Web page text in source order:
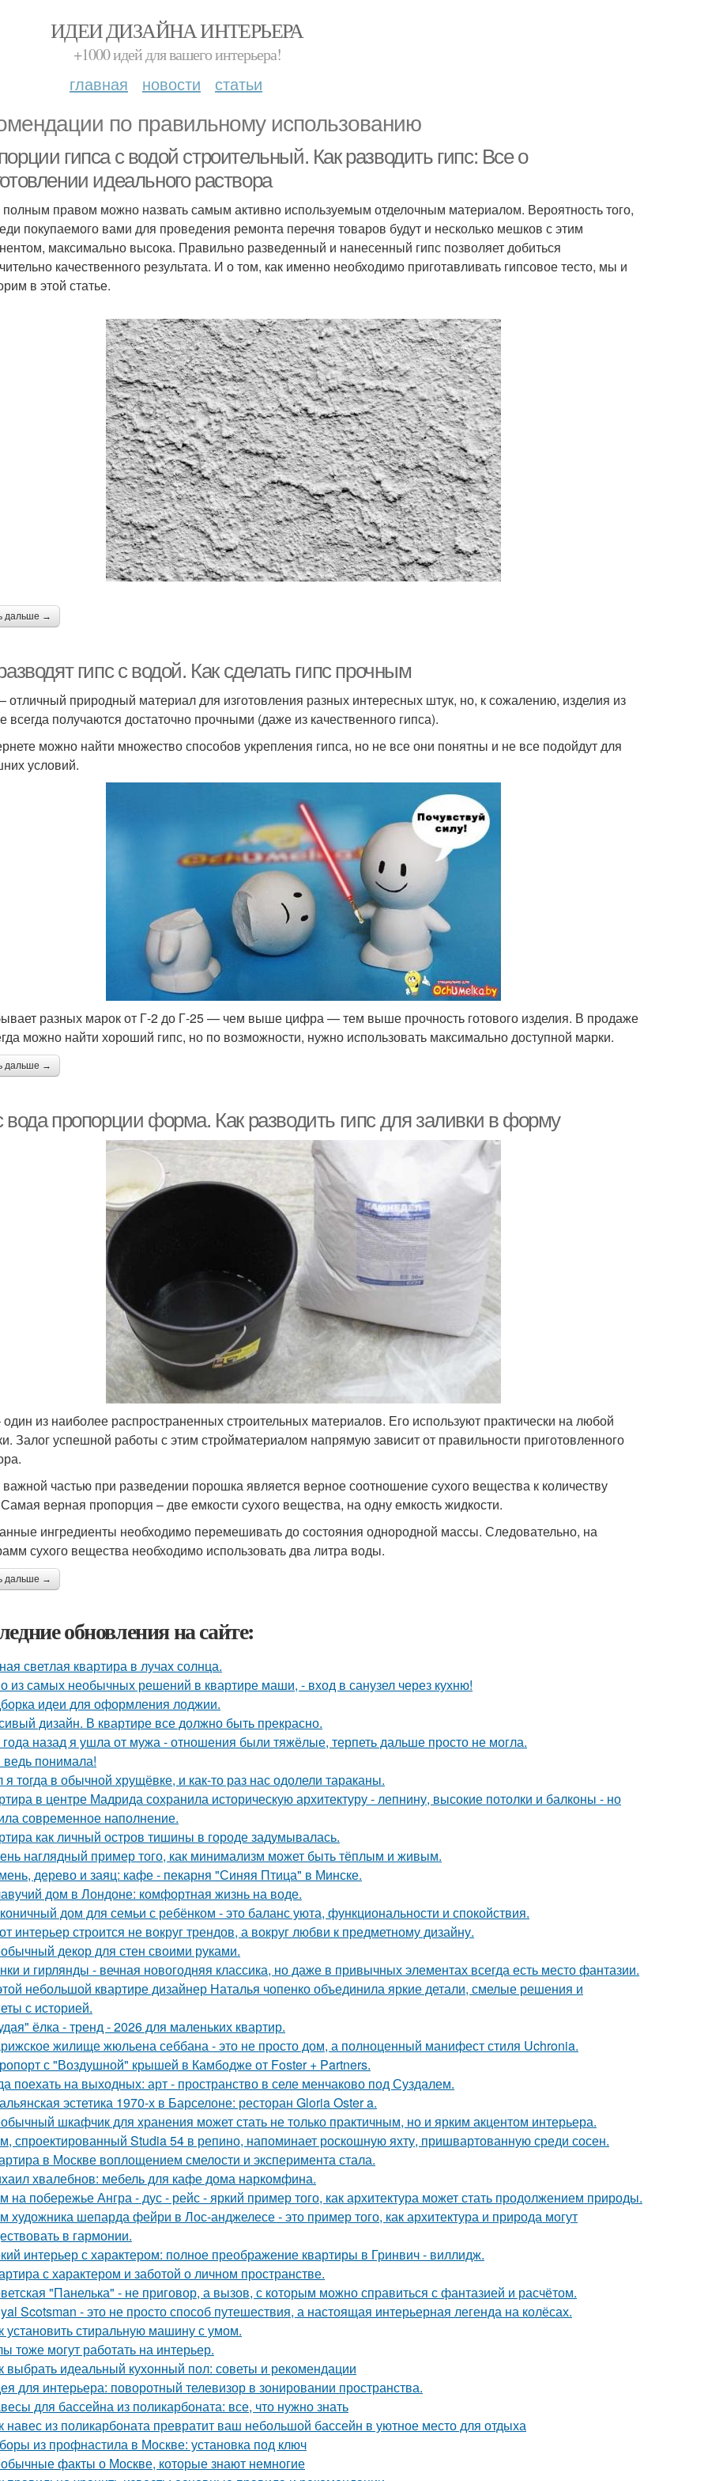
ИДЕИ ДИЗАЙНА ИНТЕРЬЕРА
+1000 идей для вашего интерьера!
главная новости статьи
по правильному использованию
гипса с водой строительный. Как разводить гипс: Все о
идеального раствора
полным правом можно назвать самым активно используемым отделочным материалом. Вероятность того,
покупаемого вами для проведения ремонта перечня товаров будут и несколько мешков с этим
максимально высока. Правильно разведенный и нанесенный гипс позволяет добиться
качественного результата. И о том, как именно необходимо приготавливать гипсовое тесто, мы и
в этой статье.
дальше →
гипс с водой. Как сделать гипс прочным
отличный природный материал для изготовления разных интересных штук, но, к сожалению, изделия из
всегда получаются достаточно прочными (даже из качественного гипса).
можно найти множество способов укрепления гипса, но не все они понятны и не все подойдут для
условий.
разных марок от Г-2 до Г-25 — чем выше цифра — тем выше прочность готового изделия. В продаже
можно найти хороший гипс, но по возможности, нужно использовать максимально доступной марки.
дальше →
вода пропорции форма. Как разводить гипс для заливки в форму
один из наиболее распространенных строительных материалов. Его используют практически на любой
Залог успешной работы с этим стройматериалом напрямую зависит от правильности приготовленного
частью при разведении порошка является верное соотношение сухого вещества к количеству
верная пропорция – две емкости сухого вещества, на одну емкость жидкости.
ингредиенты необходимо перемешивать до состояния однородной массы. Следовательно, на
сухого вещества необходимо использовать два литра воды.
дальше →
обновления на сайте:
светлая квартира в лучах солнца.
из самых необычных решений в квартире маши, - вход в санузел через кухню!
идеи для оформления лоджии.
дизайн. В квартире все должно быть прекрасно.
назад я ушла от мужа - отношения были тяжёлые, терпеть дальше просто не могла.
понимала!
тогда в обычной хрущёвке, и как-то раз нас одолели тараканы.
в центре Мадрида сохранила историческую архитектуру - лепнину, высокие потолки и балконы - но
современное наполнение.
как личный остров тишины в городе задумывалась.
наглядный пример того, как минимализм может быть тёплым и живым.
дерево и заяц: кафе - пекарня "Синяя Птица" в Минске.
дом в Лондоне: комфортная жизнь на воде.
дом для семьи с ребёнком - это баланс уюта, функциональности и спокойствия.
интерьер строится не вокруг трендов, а вокруг любви к предметному дизайну.
декор для стен своими руками.
и гирлянды - вечная новогодняя классика, но даже в привычных элементах всегда есть место фантазии.
небольшой квартире дизайнер Наталья чопенко объединила яркие детали, смелые решения и
с историей.
ёлка - тренд - 2026 для маленьких квартир.
жилище жюльена себбана - это не просто дом, а полноценный манифест стиля Uchronia.
с "Воздушной" крышей в Камбодже от Foster + Partners.
поехать на выходных: арт - пространство в селе менчаково под Суздалем.
эстетика 1970-х в Барселоне: ресторан Gloria Oster a.
шкафчик для хранения может стать не только практичным, но и ярким акцентом интерьера.
спроектированный Studia 54 в репино, напоминает роскошную яхту, пришвартованную среди сосен.
в Москве воплощением смелости и эксперимента стала.
хвалебнов: мебель для кафе дома наркомфина.
на побережье Ангра - дус - рейс - яркий пример того, как архитектура может стать продолжением природы.
художника шепарда фейри в Лос-анджелесе - это пример того, как архитектура и природа могут
в гармонии.
интерьер с характером: полное преображение квартиры в Гринвич - виллидж.
с характером и заботой о личном пространстве.
"Панелька" - не приговор, а вызов, с которым можно справиться с фантазией и расчётом.
Scotsman - это не просто способ путешествия, а настоящая интерьерная легенда на колёсах.
установить стиральную машину с умом.
тоже могут работать на интерьер.
выбрать идеальный кухонный пол: советы и рекомендации
для интерьера: поворотный телевизор в зонировании пространства.
для бассейна из поликарбоната: все, что нужно знать
навес из поликарбоната превратит ваш небольшой бассейн в уютное место для отдыха
из профнастила в Москве: установка под ключ
факты о Москве, которые знают немногие